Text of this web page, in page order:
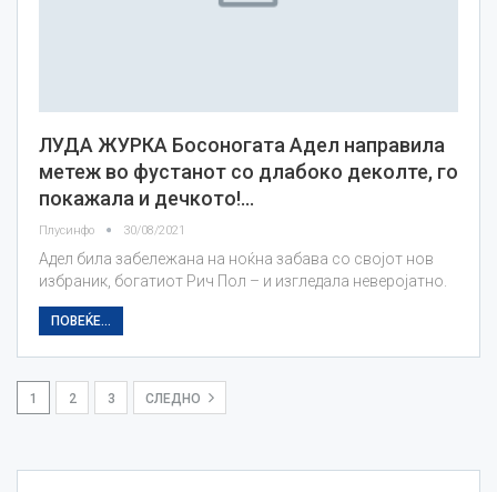
ЛУДА ЖУРКА Босоногата Адел направила
метеж во фустанот со длабоко деколте, го
покажала и дечкото!…
Плусинфо 30/08/2021
Адел била забележана на ноќна забава со својот нов
избраник, богатиот Рич Пол – и изгледала неверојатно.
ПОВЕЌЕ...
1 2 3 СЛЕДНО